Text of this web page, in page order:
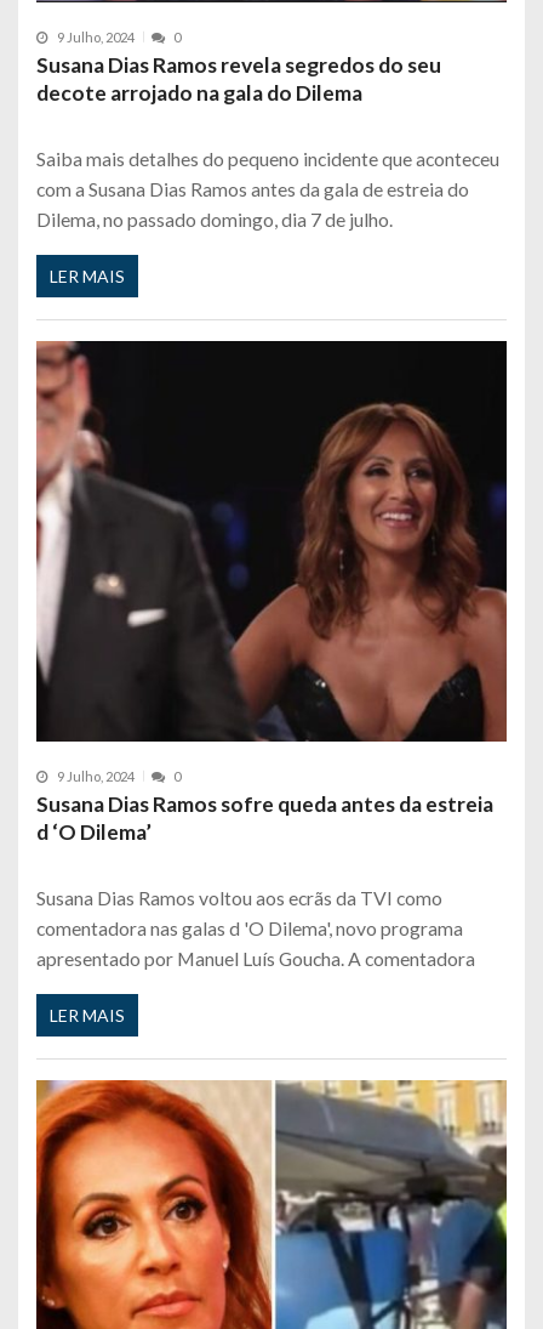
9 Julho, 2024 0
Susana Dias Ramos revela segredos do seu
decote arrojado na gala do Dilema
Saiba mais detalhes do pequeno incidente que aconteceu
com a Susana Dias Ramos antes da gala de estreia do
Dilema, no passado domingo, dia 7 de julho.
LER MAIS
9 Julho, 2024 0
Susana Dias Ramos sofre queda antes da estreia
d ‘O Dilema’
Susana Dias Ramos voltou aos ecrãs da TVI como
comentadora nas galas d 'O Dilema', novo programa
apresentado por Manuel Luís Goucha. A comentadora
LER MAIS